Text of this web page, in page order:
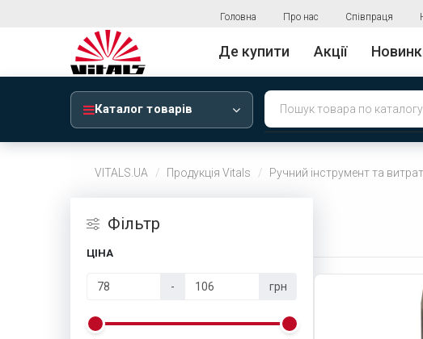
Головна Про нас Співпраця
Де купити Акції
Каталог товарів
VITALS.UA Продукція Vitals Ручний інструмент та
Фiльтр
ЦІНА
- грн